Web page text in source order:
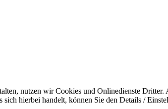
nutzen wir Cookies und Onlinedienste
hierbei handelt, können Sie den Details /